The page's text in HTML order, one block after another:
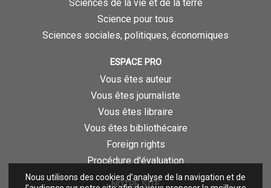
Nous utilisons des cookies d’analyse de la navigation et de
Sciences de la vie et de la terre
Science pour tous
Sciences sociales, politiques, économiques
ESPACE PRO
Vous êtes auteur
Vous êtes journaliste
Vous êtes libraire
Vous êtes bibliothécaire
Foreign rights
Procédure d'évaluation
NOTRE SITE